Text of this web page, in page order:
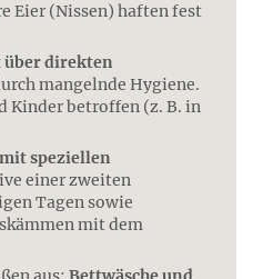
Eier (Nissen) haften fest
direkten
mangelnde Hygiene.
Kinder betroffen (z. B. in
speziellen
einer zweiten
Tagen sowie
mit dem